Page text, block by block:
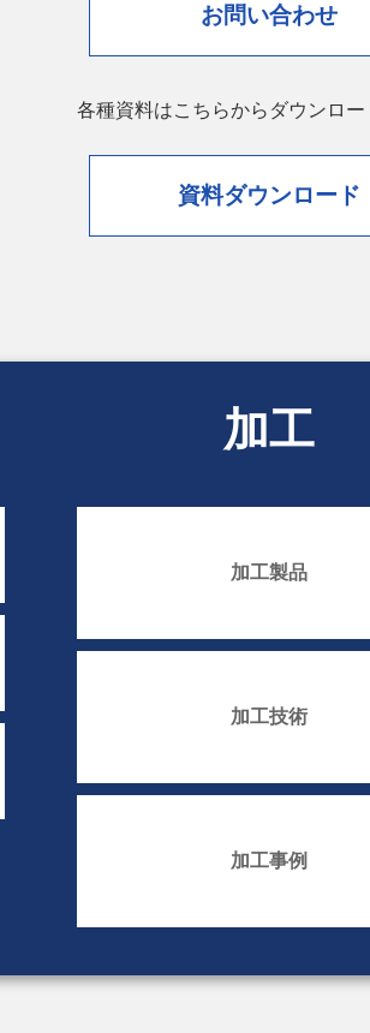
お問い合わせ
各種資料はこちらからダウンロー
資料ダウンロード
加工
加工製品
加工技術
加工事例